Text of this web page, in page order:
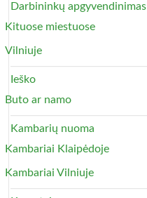
Darbininkų apgyvendinimas
Kituose miestuose
Vilniuje
Ieško
Buto ar namo
Kambarių nuoma
Kambariai Klaipėdoje
Kambariai Vilniuje